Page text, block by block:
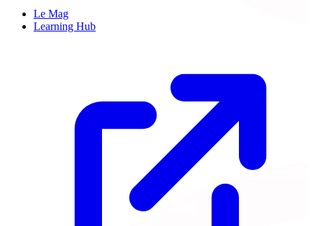
Le Mag
Learning Hub